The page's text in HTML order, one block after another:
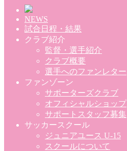
NEWS
試合日程・結果
クラブ紹介
監督・選手紹介
クラブ概要
選手へのファンレター
ファンゾーン
サポーターズクラブ
オフィシャルショップ
サポートスタッフ募集
サッカースクール
ジュニアユース U-15
スクールについて